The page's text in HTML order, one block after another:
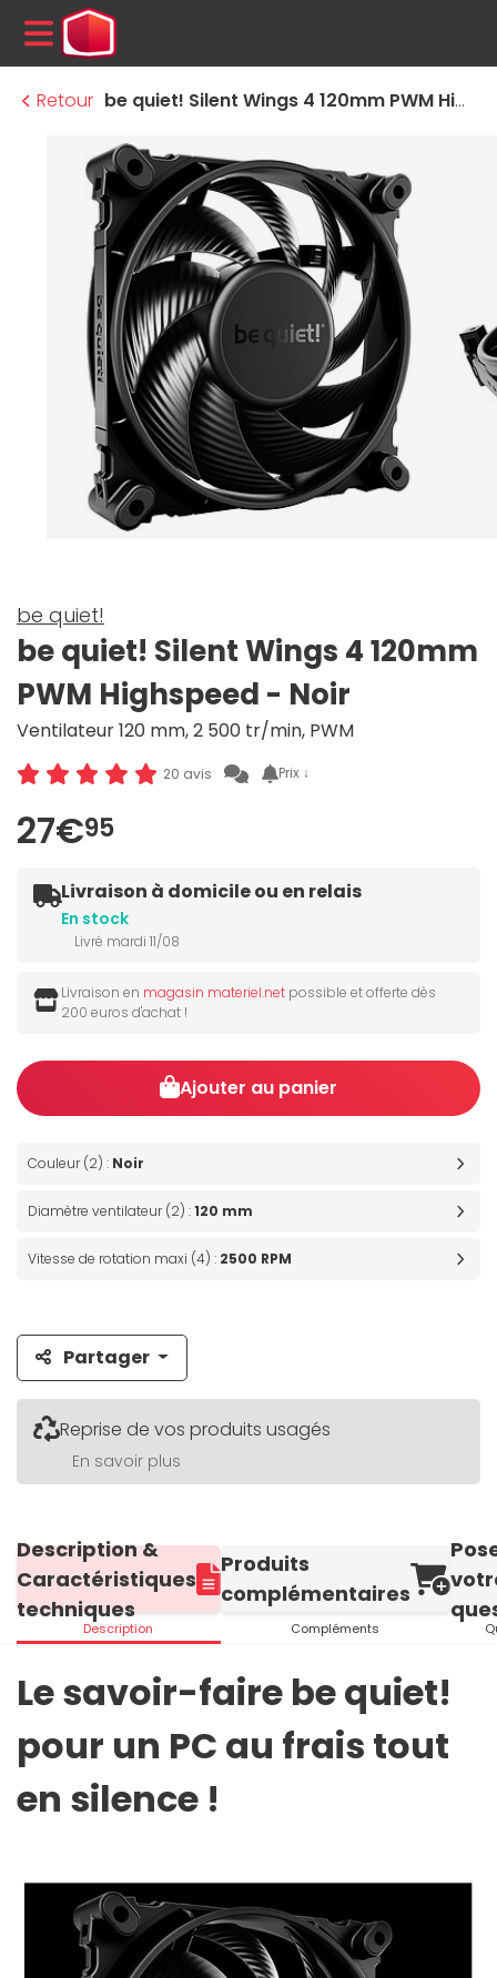
MENU
Retour
be quiet! Silent Wings 4 120mm PWM Highspeed - Noir
be quiet!
be quiet! Silent Wings 4 120mm
PWM Highspeed - Noir
Ventilateur 120 mm, 2 500 tr/min, PWM
20 avis Prix ↓
27€95
Livraison à domicile ou en relais
En stock
Livré mardi 11/08
Livraison en magasin materiel.net possible et offerte dès
200 euros d'achat !
Ajouter au panier
Couleur (2) : Noir
Diamètre ventilateur (2) :120 mm
Vitesse de rotation maxi (4) : 2500 RPM
Partager
Reprise de vos produits usagés
En savoir plus
Description &
Caractéristiques
techniques
Description
Produits
complémentaires
Compléments
Le savoir-faire be quiet!
pour un PC au frais tout
en silence !